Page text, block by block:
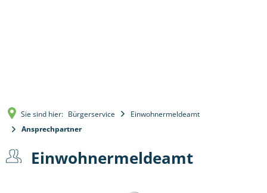
Sie sind hier: Bürgerservice
Einwohnermeldeamt
Ansprechpartner
Einwohnermeldeamt